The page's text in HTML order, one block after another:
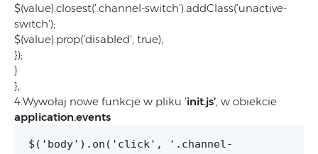
$(value).closest(’.channel-switch’).addClass(’unactive-
switch’);
$(value).prop(’disabled’, true);
});
}
},
4.Wywołaj nowe funkcje w pliku ’init.js’ , w obiekcie
application.events
$('body').on('click', '.channel-